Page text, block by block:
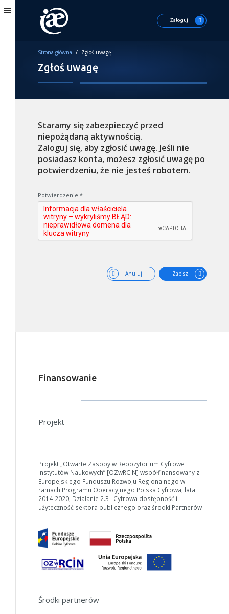
może się wydłużyć.
Zaloguj
Strona główna / Zgłoś uwagę
Zgłoś uwagę
Staramy się zabezpieczyć przed
niepożądaną aktywnością.
Zaloguj się, aby zgłosić uwagę. Jeśli nie
posiadasz konta, możesz zgłosić uwagę po
potwierdzeniu, że nie jesteś robotem.
Potwierdzenie *
Zapisz
Anuluj
Finansowanie
Projekt
Projekt „Otwarte Zasoby w Repozytorium Cyfrowe
Instytutów Naukowych” [OZwRCIN] współfinansowany z
Europejskiego Funduszu Rozwoju Regionalnego w
ramach Programu Operacyjnego Polska Cyfrowa, lata
2014-2020, Działanie 2.3 : Cyfrowa dostępność i
użyteczność sektora publicznego oraz środki Partnerów
Środki partnerów